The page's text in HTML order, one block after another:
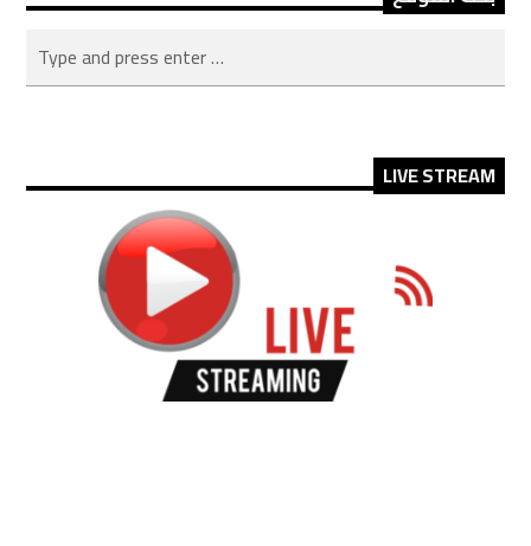
LIVE STREAM